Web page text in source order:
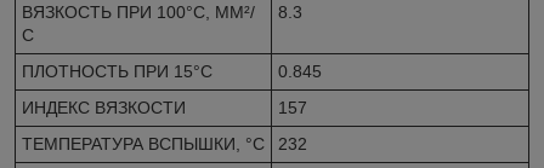
ВЯЗКОСТЬ ПРИ 100°C, ММ²/
С
8.3
ПЛОТНОСТЬ ПРИ 15°C
0.845
ИНДЕКС ВЯЗКОСТИ
157
ТЕМПЕРАТУРА ВСПЫШКИ, °C
232